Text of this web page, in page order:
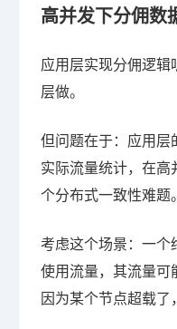
高并发下分佣数
应用层实现分佣逻
层做。
但问题在于：应用层
实际流量统计，在
个分布式一致性难题。
考虑这个场景：一个
使用流量，其流量
因为某个节点超载了